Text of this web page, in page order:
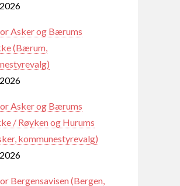
Asker og Bærums
(Bærum,
Asker og Bærums
/ Røyken og Hurums
kommunestyrevalg)
Bergensavisen (Bergen,